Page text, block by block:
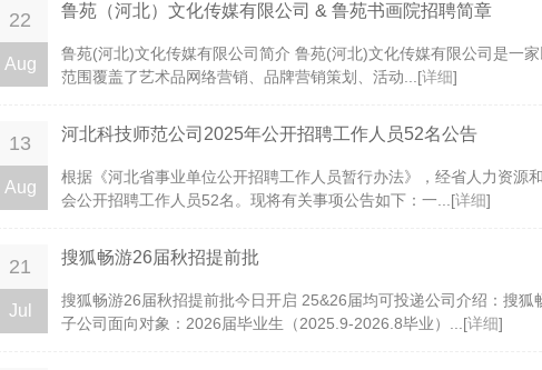
22
Aug
鲁苑（河北）文化传媒有限公司 & 鲁苑书画院招聘简章
鲁苑(河北)文化传媒有限公司简介 鲁苑(河北)文化传媒有限公司是一
范围覆盖了艺术品网络营销、品牌营销策划、活动...[详细]
13
Aug
河北科技师范公司2025年公开招聘工作人员52名公告
根据《河北省事业单位公开招聘工作人员暂行办法》，经省人力资源
会公开招聘工作人员52名。现将有关事项公告如下：一...[详细]
21
Jul
搜狐畅游26届秋招提前批
搜狐畅游26届秋招提前批今日开启 25&26届均可投递公司介绍：搜
子公司面向对象：2026届毕业生（2025.9-2026.8毕业）...[详细]